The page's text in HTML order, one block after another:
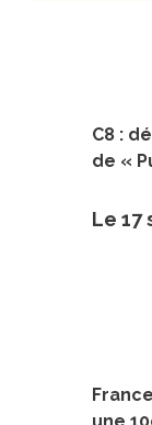
C8 :
de «
Le 17